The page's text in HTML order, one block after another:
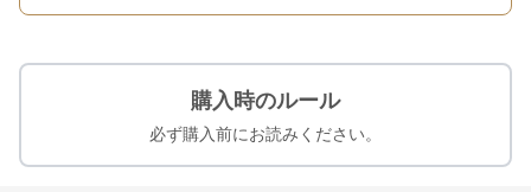
購入時のルール
必ず購入前にお読みください。